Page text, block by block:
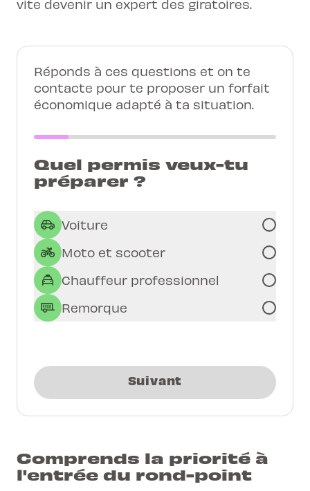
vite devenir un expert des giratoires.
Réponds à ces questions et on te
contacte pour te proposer un forfait
économique adapté à ta situation.
Quel permis veux-tu
préparer ?
Voiture
Moto et scooter
Chauffeur professionnel
Remorque
Suivant
Comprends la priorité à
l'entrée du rond-point